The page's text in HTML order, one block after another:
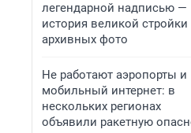
легендарной надписью —
история великой стройки
архивных фото
Не работают аэропорты и
мобильный интернет: в
нескольких регионах
объявили ракетную